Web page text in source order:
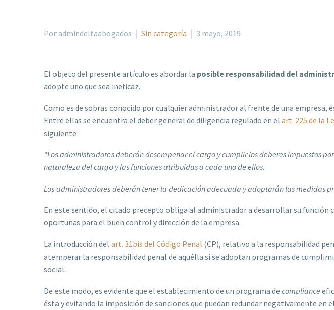
Por admindeltaabogados Sin categoría 3 mayo, 2019
El objeto del presente artículo es abordar la posible responsabilidad del
adopte uno que sea ineficaz.
Como es de sobras conocido por cualquier administrador al frente de una
Entre ellas se encuentra el deber general de diligencia regulado en el art. 225 de la
siguiente:
“Los administradores deberán desempeñar el cargo y cumplir los deberes impuestos
naturaleza del cargo y las funciones atribuidas a cada uno de ellos.
Los administradores deberán tener la dedicación adecuada y adoptarán las medidas
En este sentido, el citado precepto obliga al administrador a desarrollar su
oportunas para el buen control y dirección de la empresa.
La introducción del art. 31bis del Código Penal (CP), relativo a la responsabilidad
atemperar la responsabilidad penal de aquélla si se adoptan programas de
social.
De este modo, es evidente que el establecimiento de un programa de compliance
ésta y evitando la imposición de sanciones que puedan redundar negativamente